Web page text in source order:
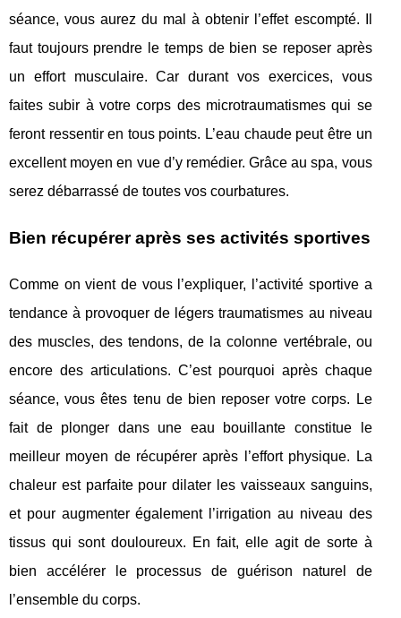
séance, vous aurez du mal à obtenir l’effet escompté. Il
faut toujours prendre le temps de bien se reposer après
un effort musculaire. Car durant vos exercices, vous
faites subir à votre corps des microtraumatismes qui se
feront ressentir en tous points. L’eau chaude peut être un
excellent moyen en vue d’y remédier. Grâce au spa, vous
serez débarrassé de toutes vos courbatures.
Bien récupérer après ses activités sportives
Comme on vient de vous l’expliquer, l’activité sportive a
tendance à provoquer de légers traumatismes au niveau
des muscles, des tendons, de la colonne vertébrale, ou
encore des articulations. C’est pourquoi après chaque
séance, vous êtes tenu de bien reposer votre corps. Le
fait de plonger dans une eau bouillante constitue le
meilleur moyen de récupérer après l’effort physique. La
chaleur est parfaite pour dilater les vaisseaux sanguins,
et pour augmenter également l’irrigation au niveau des
tissus qui sont douloureux. En fait, elle agit de sorte à
bien accélérer le processus de guérison naturel de
l’ensemble du corps.